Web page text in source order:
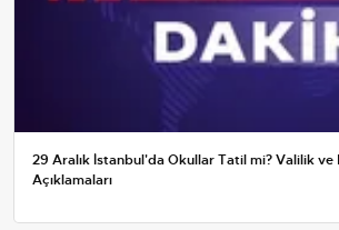
29 Aralık İstanbul'da Okullar Tatil mi? Valilik
Açıklamaları